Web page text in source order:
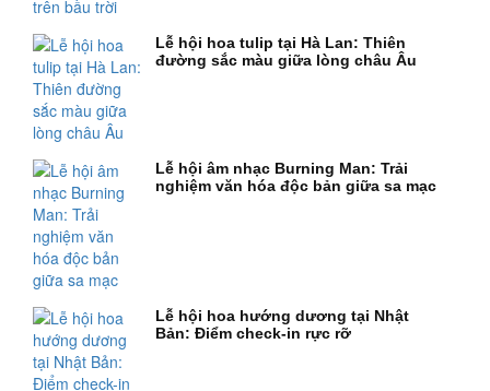
Lễ hội hoa tulip tại Hà Lan: Thiên
đường sắc màu giữa lòng châu Âu
Lễ hội âm nhạc Burning Man: Trải
nghiệm văn hóa độc bản giữa sa mạc
Lễ hội hoa hướng dương tại Nhật
Bản: Điểm check-in rực rỡ